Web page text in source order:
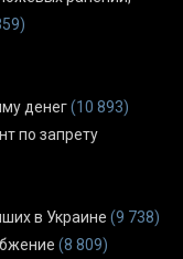
денег(10 893)
по запрету
в Украине (9 738)
(8 809)